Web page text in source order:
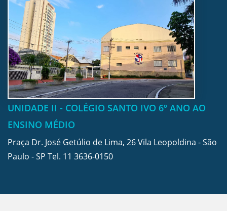
UNIDADE II - COLÉGIO SANTO IVO 6º ANO AO
ENSINO MÉDIO
Praça Dr. José Getúlio de Lima, 26 Vila Leopoldina - São
Paulo - SP Tel. 11 3636-0150